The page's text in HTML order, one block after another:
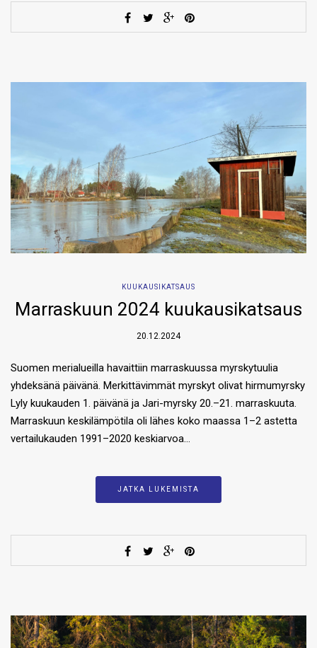
KUUKAUSIKATSAUS
Marraskuun 2024 kuukausikatsaus
20.12.2024
Suomen merialueilla havaittiin marraskuussa myrskytuulia
yhdeksänä päivänä. Merkittävimmät myrskyt olivat hirmumyrsky
Lyly kuukauden 1. päivänä ja Jari-myrsky 20.–21. marraskuuta.
Marraskuun keskilämpötila oli lähes koko maassa 1–2 astetta
vertailukauden 1991–2020 keskiarvoa…
JATKA LUKEMISTA